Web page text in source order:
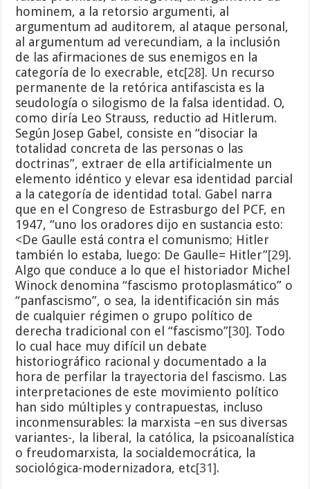
hominem, a la retorsio argumenti, al
argumentum ad auditorem, al ataque personal,
al argumentum ad verecundiam, a la inclusión
de las afirmaciones de sus enemigos en la
categoría de lo execrable, etc[28]. Un recurso
permanente de la retórica antifascista es la
seudología o silogismo de la falsa identidad. O,
como diría Leo Strauss, reductio ad Hitlerum.
Según Josep Gabel, consiste en “disociar la
totalidad concreta de las personas o las
doctrinas”, extraer de ella artificialmente un
elemento idéntico y elevar esa identidad parcial
a la categoría de identidad total. Gabel narra
que en el Congreso de Estrasburgo del PCF, en
1947, “uno los oradores dijo en sustancia esto:
<De Gaulle está contra el comunismo; Hitler
también lo estaba, luego: De Gaulle= Hitler”[29].
Algo que conduce a lo que el historiador Michel
Winock denomina “fascismo protoplasmático” o
“panfascismo”, o sea, la identificación sin más
de cualquier régimen o grupo político de
derecha tradicional con el “fascismo”[30]. Todo
lo cual hace muy difícil un debate
historiográfico racional y documentado a la
hora de perfilar la trayectoria del fascismo. Las
interpretaciones de este movimiento político
han sido múltiples y contrapuestas, incluso
inconmensurables: la marxista –en sus diversas
variantes-, la liberal, la católica, la psicoanalística
o freudomarxista, la socialdemocrática, la
sociológica-modernizadora, etc[31].